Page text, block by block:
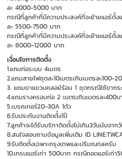
ละ 4000-5000 บาท
กรณีที่ลูกค้าที่มีความประสงค์ที่จะย้ายแอร์ตั้
ละ 5500-7500 บาท
กรณีที่ลูกค้าที่มีความประสงค์ที่จะย้ายแอร์ตั้
ละ 8000-12000 บาท
เงื่อนไขการติดตั้ง
1.แถมท่อระบบ 4เมตร
2.แถมสายไฟชุดละ10เมตรเกินเมตรละ100-
3. แถมขาแขวนคลอย์ร้อน 1 ชุดกรณีใช้ขากร
4.แถมรางครอบท่อ 2 เมตรเกินเมตรละ400บ
5.เบรคเกอร์20-30A 1ตัว
6.รับประกันงานติดตั้ง1ปี
7.ลูกค้าจะได้รับบริกาติดตั้งไม่เกิน3วันนับจาก
8.สนใจสอบถามข้อมูลเพิ่มเติม ID
9.รับติดตั้งเฉพาะกรุงเทพและปริมณฑลครับ
10.เทรนแอร์เก่า 500บาท กรณีถอดแอร์เก่า